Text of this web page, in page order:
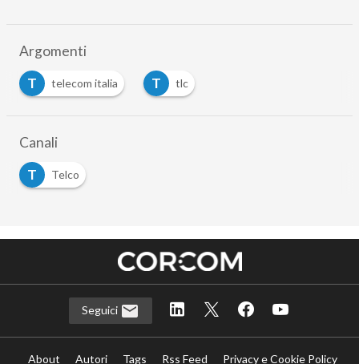
Argomenti
T
telecom italia T tlc
Canali
T
Telco
Seguici
About Autori Tags Rss Feed
Privacy e Cookie Policy